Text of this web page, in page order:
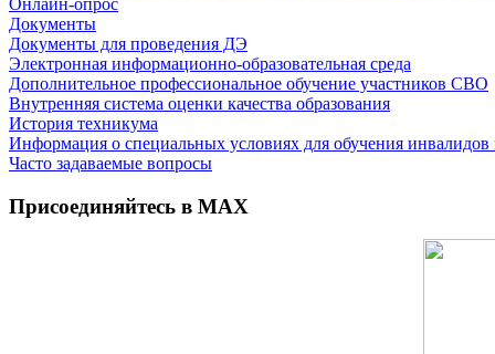
Онлайн-опрос
Документы
Документы для проведения ДЭ
Электронная информационно-образовательная среда
Дополнительное профессиональное обучение участников СВО
Внутренняя система оценки качества образования
История техникума
Информация о специальных условиях для обучения
Часто задаваемые вопросы
Присоединяйтесь в MAX